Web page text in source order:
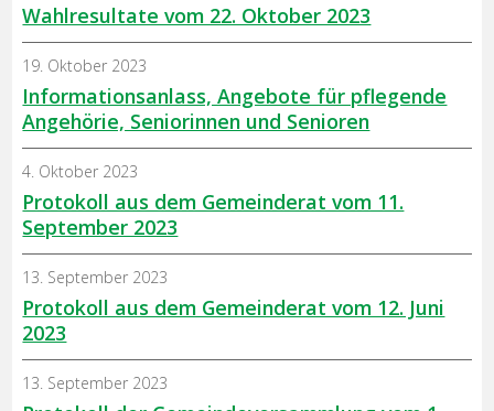
Wahlresultate vom 22. Oktober 2023
Informationsanlass, Angebote für pflegende
Angehörie, Seniorinnen und Senioren
19. Oktober 2023
Protokoll aus dem Gemeinderat vom 11.
September 2023
4. Oktober 2023
Protokoll aus dem Gemeinderat vom 12. Juni
2023
13. September 2023
13. September 2023